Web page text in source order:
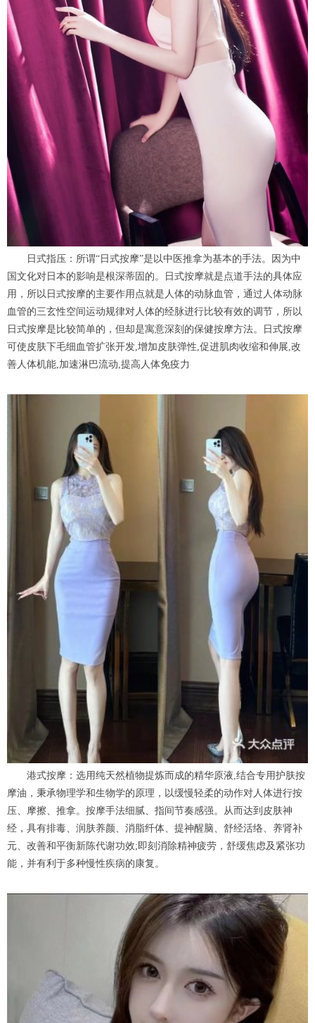
日式指压：所谓“日式按摩”是以中医推拿为基本的手法。因为中
国文化对日本的影响是根深蒂固的。日式按摩就是点道手法的具体应
用，所以日式按摩的主要作用点就是人体的动脉血管，通过人体动脉
血管的三玄性空间运动规律对人体的经脉进行比较有效的调节，所以
日式按摩是比较简单的，但却是寓意深刻的保健按摩方法。日式按摩
可使皮肤下毛细血管扩张开发,增加皮肤弹性,促进肌肉收缩和伸展,改
善人体机能,加速淋巴流动,提高人体免疫力
港式按摩：选用纯天然植物提炼而成的精华原液,结合专用护肤按
摩油，秉承物理学和生物学的原理，以缓慢轻柔的动作对人体进行按
压、摩擦、推拿。按摩手法细腻、指间节奏感强。从而达到皮肤神
经，具有排毒、润肤养颜、消脂纤体、提神醒脑、舒经活络、养肾补
元、改善和平衡新陈代谢功效;即刻消除精神疲劳，舒缓焦虑及紧张功
能，并有利于多种慢性疾病的康复。